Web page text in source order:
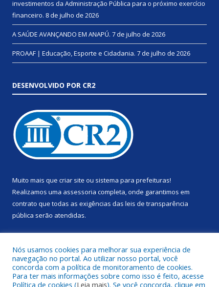
investimentos da Administração Pública para o próximo exercício
financeiro. 8 de julho de 2026
A SAÚDE AVANÇANDO EM ANAPÚ. 7 de julho de 2026
PROAAF | Educação, Esporte e Cidadania. 7 de julho de 2026
DESENVOLVIDO POR CR2
Muito mais que criar site ou sistema para prefeituras!
Realizamos uma assessoria completa, onde garantimos em
contrato que todas as exigências das leis de transparência
pública serão atendidas.
Nós usamos cookies para melhorar sua experiência de
navegação no portal. Ao utilizar nosso portal, você
concorda com a política de monitoramento de cookies.
Para ter mais informações sobre como isso é feito, acesse
Política de cookies (Leia mais). Se você concorda, clique em